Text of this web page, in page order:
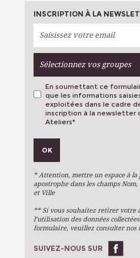
INSCRIPTION À LA
Sélectionnez vos groupes
Métiers D'art
Arts Du Texte
Stages Ponctuels
Ateliers À L'année
OK
En soumettant ce
que les informations
exploitées dans le cadre
inscription à la newsletter
Ateliers*
OK
* Attention, mettre un espace à la
apostrophe dans les champs Nom,
et Ville
** Si vous souhaitez retirer votre
l’utilisation des données
formulaire, veuillez consulter nos
SUIVEZ-NOUS SUR